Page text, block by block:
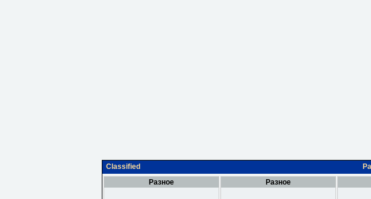
Classified
Разное
Разное